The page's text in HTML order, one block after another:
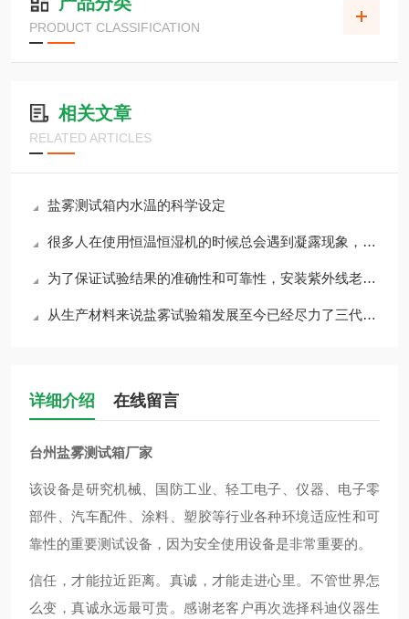
PRODUCT CLASSIFICATION
相关文章
RELATED ARTICLES
盐雾测试箱内水温的科学设定
很多人在使用恒温恒湿机的时候总会遇到凝露现象，那么这个是怎么引起的呢?
为了保证试验结果的准确性和可靠性，安装紫外线老化箱时有一定的条件要求
从生产材料来说盐雾试验箱发展至今已经尽力了三代变改，今天主要说区别？
详细介绍 在线留言
台州盐雾测试箱厂家
该设备是研究机械、国防工业、轻工电子、仪器、电子零
部件、汽车配件、涂料、塑胶等行业各种环境适应性和可
靠性的重要测试设备，因为安全使用设备是非常重要的。
信任，才能拉近距离。真诚，才能走进心里。不管世界怎
么变，真诚永远最可贵。感谢老客户再次选择科迪仪器生